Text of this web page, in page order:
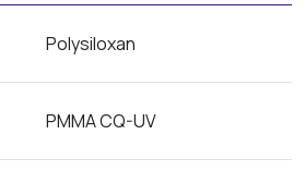
Polysiloxan
PMMA CQ-UV